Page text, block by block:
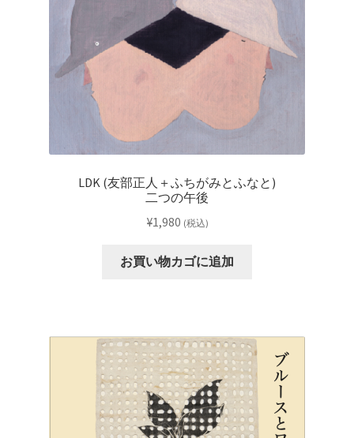
通販について
LDK (友部正人＋ふちがみとふなと)
二つの午後
¥1,980 (税込)
お買い物カゴに追加